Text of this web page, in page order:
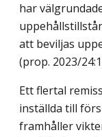
har
att beviljas
(prop. 2023/
Ett flertal
inställda till
framhåller